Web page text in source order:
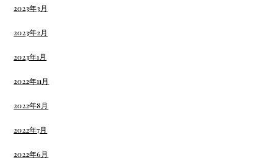
2023年3月
2023年2月
2023年1月
2022年11月
2022年8月
2022年7月
2022年6月